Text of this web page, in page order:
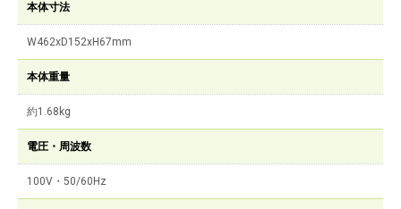
本体寸法
W462xD152xH67mm
本体重量
約1.68kg
電圧・周波数
100V・50/60Hz